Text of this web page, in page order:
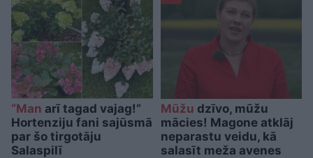
“Man arī tagad vajag!”
Hortenziju fani sajūsmā
par šo tirgotāju
Salaspilī
Mūžu dzīvo, mūžu
mācies! Magone atklāj
neparastu veidu, kā
salasīt meža avenes